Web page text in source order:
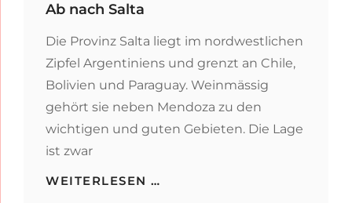
Ab nach Salta
Die Provinz Salta liegt im nordwestlichen
Zipfel Argentiniens und grenzt an Chile,
Bolivien und Paraguay. Weinmässig
gehört sie neben Mendoza zu den
wichtigen und guten Gebieten. Die Lage
ist zwar
WEITERLESEN …